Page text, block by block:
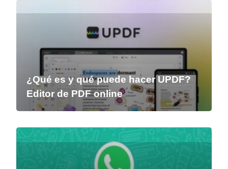
¿Qué es y qué puede hacer UPDF?
Editor de PDF online